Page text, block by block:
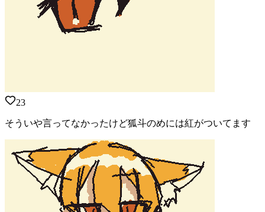
23
そういや言ってなかったけど狐斗のめには紅がついてます